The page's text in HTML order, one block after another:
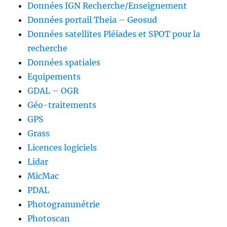
Données IGN Recherche/Enseignement
Données portail Theia – Geosud
Données satellites Pléiades et SPOT pour la
recherche
Données spatiales
Equipements
GDAL – OGR
Géo-traitements
GPS
Grass
Licences logiciels
Lidar
MicMac
PDAL
Photogrammétrie
Photoscan